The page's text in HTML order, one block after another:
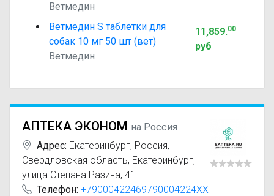
Ветмедин
Ветмедин S таблетки для
собак 10 мг 50 шт (вет)
Ветмедин
11,859.00
руб
АПТЕКА ЭКОНОМ на Россия
Адрес: Екатеринбург, Россия,
Свердловская область, Екатеринбург,
улица Степана Разина, 41
Телефон: +79000422469790004224XX